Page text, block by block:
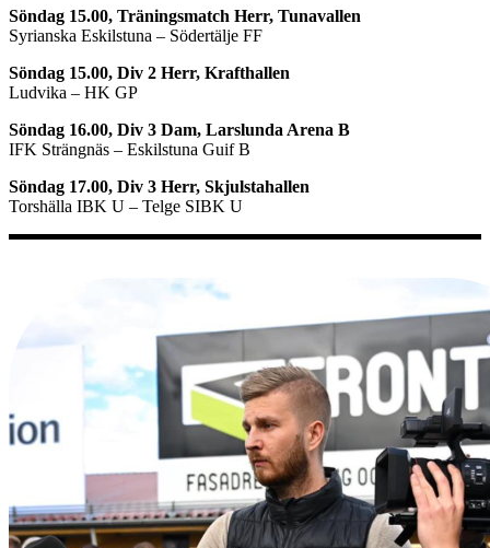
Söndag 15.00, Träningsmatch Herr, Tunavallen
Syrianska Eskilstuna – Södertälje FF
Söndag 15.00, Div 2 Herr, Krafthallen
Ludvika – HK GP
Söndag 16.00, Div 3 Dam, Larslunda Arena B
IFK Strängnäs – Eskilstuna Guif B
Söndag 17.00, Div 3 Herr, Skjulstahallen
Torshälla IBK U – Telge SIBK U